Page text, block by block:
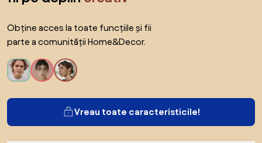
Obține acces la toate funcțiile și fii
parte a comunității Home&Decor.
Vreau toate caracteristicile!